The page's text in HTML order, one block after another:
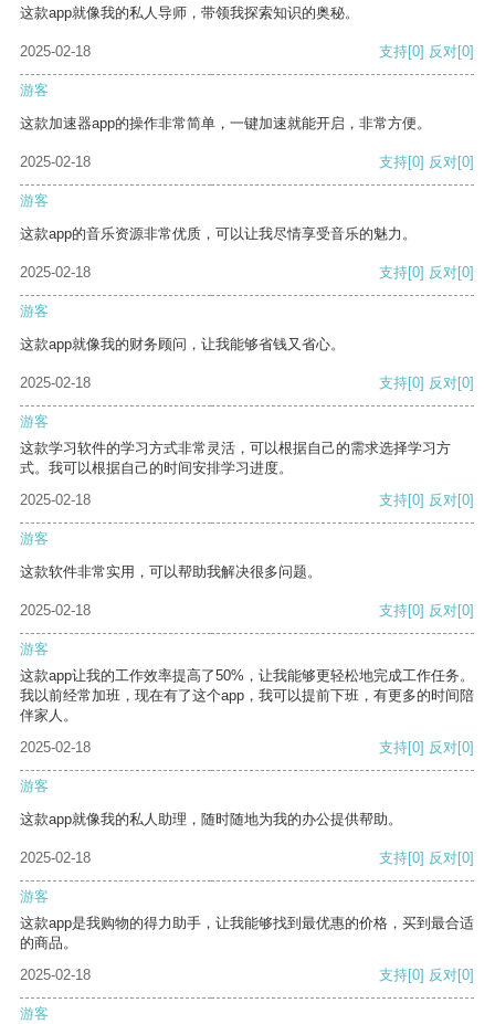
这款app就像我的私人导师，带领我探索知识的奥秘。
2025-02-18 支持[0] 反对[0]
游客
这款加速器app的操作非常简单，一键加速就能开启，非常方便。
2025-02-18 支持[0] 反对[0]
游客
这款app的音乐资源非常优质，可以让我尽情享受音乐的魅力。
2025-02-18 支持[0] 反对[0]
游客
这款app就像我的财务顾问，让我能够省钱又省心。
2025-02-18 支持[0] 反对[0]
游客
这款学习软件的学习方式非常灵活，可以根据自己的需求选择学习方
式。我可以根据自己的时间安排学习进度。
2025-02-18
支持[0] 反对[0]
游客
这款软件非常实用，可以帮助我解决很多问题。
2025-02-18 支持[0] 反对[0]
游客
这款app让我的工作效率提高了50%，让我能够更轻松地完成工作任务。
我以前经常加班，现在有了这个app，我可以提前下班，有更多的时间陪
伴家人。
2025-02-18
支持[0] 反对[0]
游客
这款app就像我的私人助理，随时随地为我的办公提供帮助。
2025-02-18 支持[0] 反对[0]
游客
这款app是我购物的得力助手，让我能够找到最优惠的价格，买到最合适
的商品。
2025-02-18
支持[0] 反对[0]
游客